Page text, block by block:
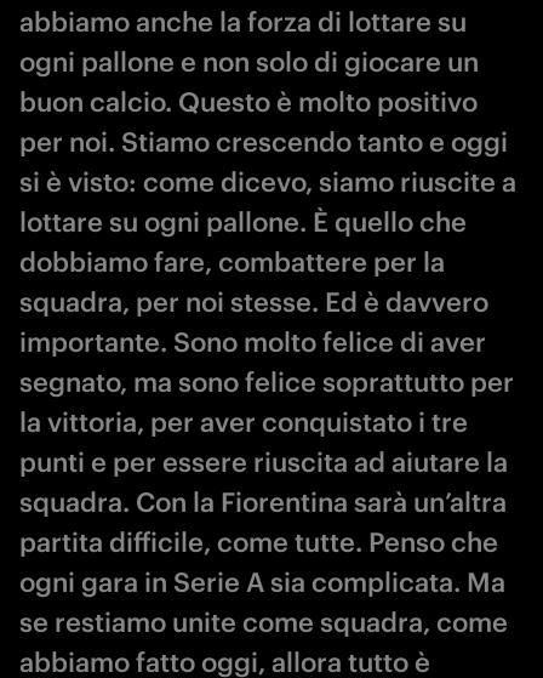
abbiamo anche la forza di lottare su
ogni pallone e non solo di giocare un
buon calcio. Questo è molto positivo
per noi. Stiamo crescendo tanto e oggi
si è visto: come dicevo, siamo riuscite a
lottare su ogni pallone. È quello che
dobbiamo fare, combattere per la
squadra, per noi stesse. Ed è davvero
importante. Sono molto felice di aver
segnato, ma sono felice soprattutto per
la vittoria, per aver conquistato i tre
punti e per essere riuscita ad aiutare la
squadra. Con la Fiorentina sarà un’altra
partita difficile, come tutte. Penso che
ogni gara in Serie A sia complicata. Ma
se restiamo unite come squadra, come
abbiamo fatto oggi, allora tutto è